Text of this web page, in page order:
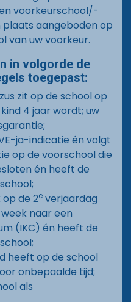
voorkeurschool/-
plaats aangeboden op
van uw voorkeur.
in volgorde de
toegepast:
zit op de school op
4 jaar wordt; uw
ja-indicatie én volgt
op de voorschool die
én heeft de
de 2e verjaardag
naar een
(IKC) én heeft de
heeft op de school
onbepaalde tijd;
als